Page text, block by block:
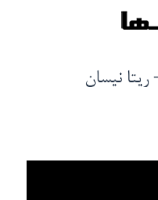
ریتا نیسان